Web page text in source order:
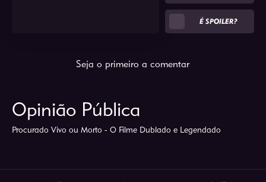
É SPOILER?
Seja o primeiro a comentar
Opinião Pública
Procurado Vivo ou Morto - O Filme Dublado e Legendado